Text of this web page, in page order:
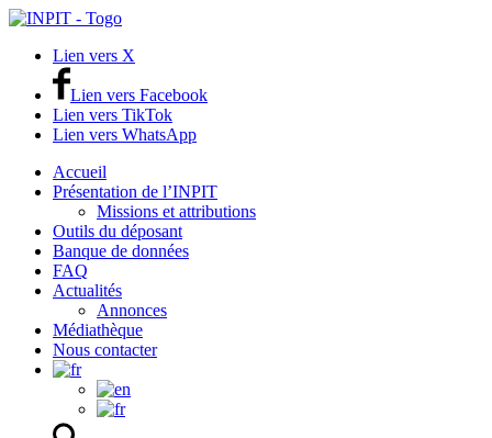
Lien vers X
Lien vers Facebook
Lien vers TikTok
Lien vers WhatsApp
Accueil
Présentation de l’INPIT
Missions et attributions
Outils du déposant
Banque de données
FAQ
Actualités
Annonces
Médiathèque
Nous contacter